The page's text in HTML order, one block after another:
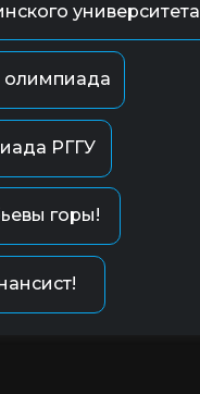
горы!
РГГУ
олимпиада
университета